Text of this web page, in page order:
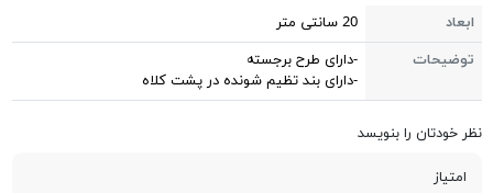
ابعاد
20 سانتی متر
توضیحات
-دارای طرح برجسته
-دارای بند تظیم شونده در پشت کلاه
نظر خودتان را بنویسد
امتیاز